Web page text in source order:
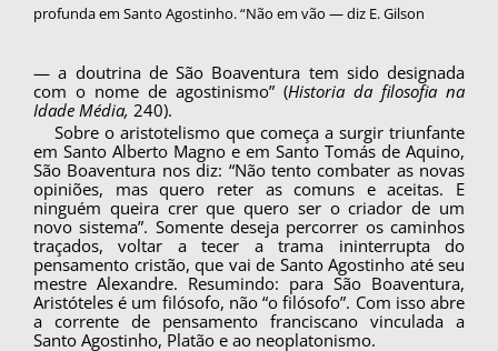
profunda em Santo Agostinho. “Não em vão — diz E. Gilson
— a doutrina de São Boaventura tem sido desig­nada
com o nome de agostinismo” (Historia da filosofia na
Idade Média, 240).
Sobre o aristotelismo que começa a surgir triunfante
em Santo Alberto Magno e em Santo Tomás de Aquino,
São Boaventura nos diz: “Não tento combater as novas
opiniões, mas quero re­ter as comuns e aceitas. E
ninguém queira crer que quero ser o criador de um
novo sistema”. Somente deseja percorrer os caminhos
traçados, voltar a tecer a trama ininterrupta do
pensamento cristão, que vai de Santo Agostinho até seu
mes­tre Alexandre. Resumindo: para São Boaventura,
Aristóteles é um filósofo, não “o filósofo”. Com isso abre
a corrente de pensamento franciscano vinculada a
Santo Agostinho, Platão e ao neoplatonismo.